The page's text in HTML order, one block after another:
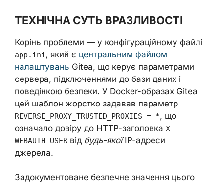
ТЕХНІЧНА СУТЬ ВРАЗЛИВОСТІ
Корінь проблеми — у конфігураційному файлі
app.ini , який є центральним файлом
налаштувань Gitea, що керує параметрами
сервера, підключеннями до бази даних і
поведінкою безпеки. У Docker-образах Gitea
цей шаблон жорстко задавав параметр
REVERSE_PROXY_TRUSTED_PROXIES = *, що
означало довіру до HTTP-заголовка X-
WEBAUTH-USER від будь-якоїIP-адреси
джерела.
Задокументоване безпечне значення цього